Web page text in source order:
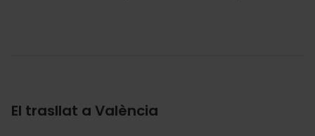
El trasllat a València